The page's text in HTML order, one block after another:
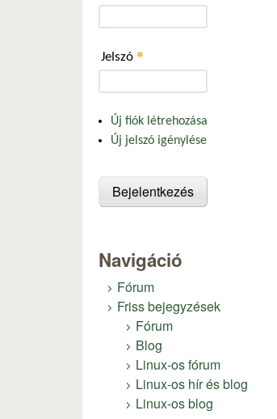
Jelszó *
Új fiók létrehozása
Új jelszó igénylése
Navigáció
Fórum
Friss bejegyzések
Fórum
Blog
Linux-os fórum
Linux-os hír és blog
Linux-os blog